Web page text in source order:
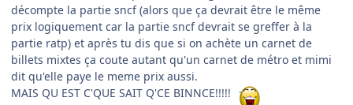
décompte la partie sncf (alors que ça devrait être le même
prix logiquement car la partie sncf devrait se greffer à la
partie ratp) et après tu dis que si on achète un carnet de
billets mixtes ça coute autant qu'un carnet de métro et mimi
dit qu'elle paye le meme prix aussi.
MAIS QU EST C'QUE SAIT Q'CE BINNCE!!!!!